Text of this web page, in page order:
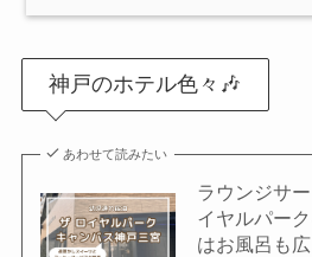
神戸のホテル色々🎶
あわせて読みたい
ラウンジサ
イヤルパー
はお風呂も